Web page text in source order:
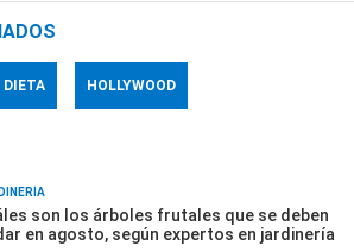
DIETA HOLLYWOOD
son los árboles frutales que se deben
en agosto, según expertos en jardinería